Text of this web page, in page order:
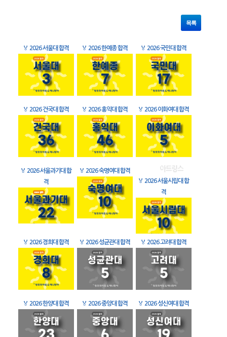
목록
🏅 2026 서울대 합격 🏅 2026 한예종 합격 🏅 2026 국민대 합격
🏅 2026 건국대 합격 🏅 2026 홍익대 합격 🏅 2026 이화여대 합격
🏅 2026 서울과기대 합
격
🏅 2026 숙명여대 합격
🏅 2026 서울시립대 합
격
🏅 2026 경희대 합격 🏅 2026 성균관대 합격 🏅 2026 고려대 합격
🏅 2026 한양대 합격 🏅 2026 중앙대 합격 🏅 2026 성신여대 합격